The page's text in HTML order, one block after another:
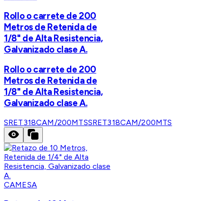
Rollo o carrete de 200
Metros de Retenida de
1/8" de Alta Resistencia,
Galvanizado clase A.
Rollo o carrete de 200
Metros de Retenida de
1/8" de Alta Resistencia,
Galvanizado clase A.
SRET318CAM/200MTSSRET318CAM/200MTS
CAMESA